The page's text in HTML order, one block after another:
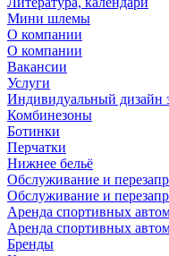
Мини шлемы
О компании
О компании
Вакансии
Услуги
Индивидуальный дизайн
Комбинезоны
Ботинки
Перчатки
Нижнее бельё
Обслуживание и
Обслуживание и
Аренда спортивных
Аренда спортивных
Бренды